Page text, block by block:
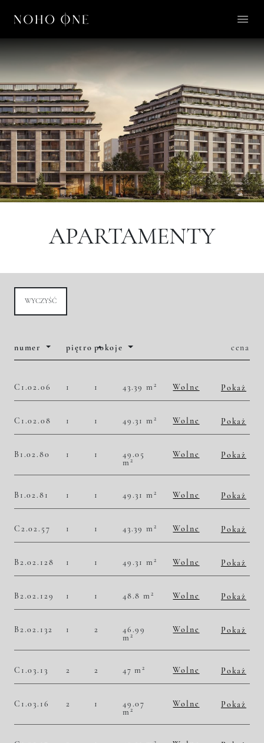
O NOHO ONE
LIFESTYLE
APARTAMENTY
O NAS
KONTAKT
APARTAMENTY
WYCZYŚĆ
numer piętro pokoje cena
C1.02.06 1 1 43.39 m 2 Wolne
Pokaż
C1.02.08 1 1 49.31 m 2 Wolne
Pokaż
B1.02.80 1 1
49.05
m 2
Wolne
Pokaż
B1.02.81 1 1 49.31 m 2 Wolne
Pokaż
C2.02.57 1 1 43.39 m 2 Wolne
Pokaż
B2.02.128 1 1 49.31 m 2 Wolne
Pokaż
B2.02.129 1 1 48.8 m 2 Wolne
Pokaż
B2.02.132 1 2
46.99
m 2
Wolne
Pokaż
C1.03.13 2 2 47 m2 Wolne
Pokaż
C1.03.16 2 1
49.07
m 2
Wolne
Pokaż